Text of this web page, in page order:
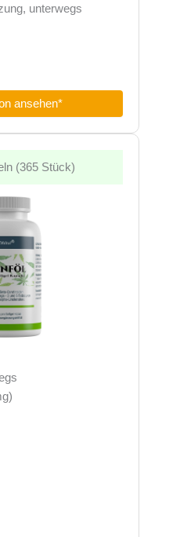
unterwegs
ansehen*
(365 Stück)